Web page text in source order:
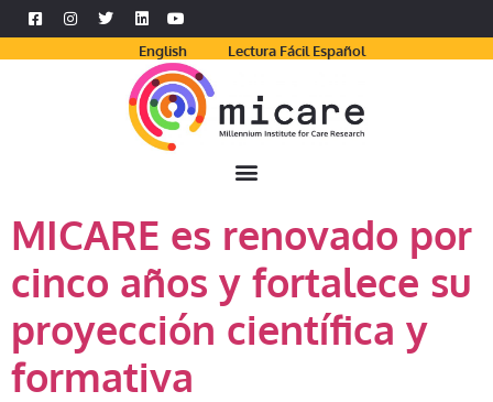
English Lectura Fácil Español
MICARE es renovado por
cinco años y fortalece su
proyección científica y
formativa